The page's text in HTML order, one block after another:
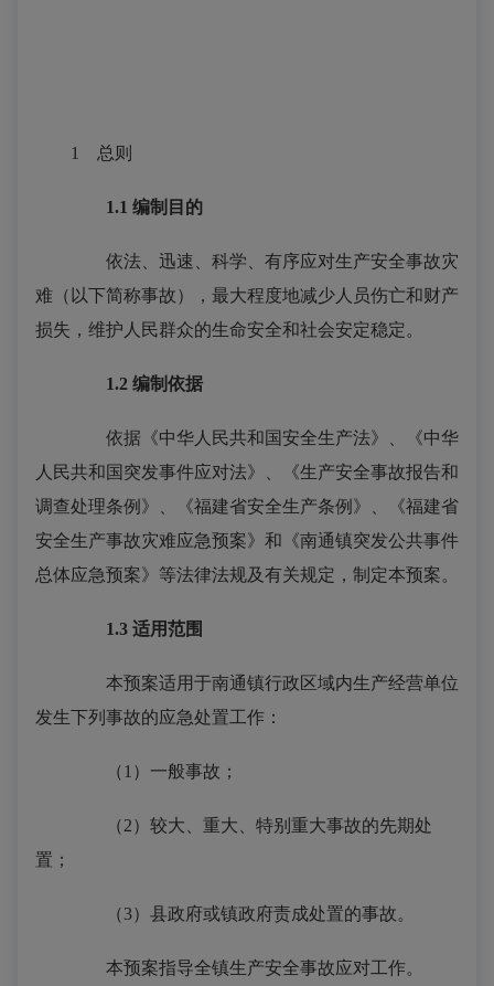
1 总则
1.1 编制目的
依法、迅速、科学、有序应对生产安全事故灾
难（以下简称事故），最大程度地减少人员伤亡和财产
损失，维护人民群众的生命安全和社会安定稳定。
1.2 编制依据
依据《中华人民共和国安全生产法》、《中华
人民共和国突发事件应对法》、《生产安全事故报告和
调查处理条例》、《福建省安全生产条例》、《福建省
安全生产事故灾难应急预案》和《南通镇突发公共事件
总体应急预案》等法律法规及有关规定，制定本预案。
1.3 适用范围
本预案适用于南通镇行政区域内生产经营单位
发生下列事故的应急处置工作：
（1）一般事故；
（2）较大、重大、特别重大事故的先期处
置；
（3）县政府或镇政府责成处置的事故。
本预案指导全镇生产安全事故应对工作。